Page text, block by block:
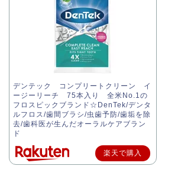
デンテック コンプリートクリーン イ
ージーリーチ 75本入り 全米No.1の
フロスピックブランド☆DenTek/デンタ
ルフロス/歯間ブラシ/虫歯予防/歯垢を除
去/歯科医が生んだオーラルケアブラン
ド
楽天で購入